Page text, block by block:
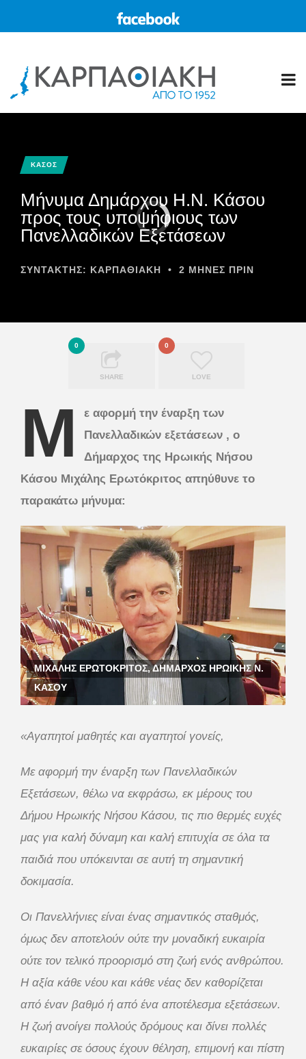
ΚΑΣΟΣ
Μήνυμα Δημάρχου Η.Ν. Κάσου
προς τους υποψήφιους των
Πανελλαδικών Εξετάσεων
ΣΥΝΤΆΚΤΗΣ: ΚΑΡΠΑΘΙΑΚΗ • 2 ΜΉΝΕΣ ΠΡΙΝ
0
SHARE
0
LOVE
Μ
ε αφορμή την έναρξη των
Πανελλαδικών εξετάσεων , ο
Δήμαρχος της Ηρωικής Νήσου
Κάσου Μιχάλης Ερωτόκριτος απηύθυνε το
παρακάτω μήνυμα:
ΜΙΧΑΛΗΣ ΕΡΩΤΟΚΡΙΤΟΣ, ΔΗΜΑΡΧΟΣ ΗΡΩΙΚΗΣ Ν.
ΚΑΣΟΥ
«Αγαπητοί μαθητές και αγαπητοί γονείς,
Με αφορμή την έναρξη των Πανελλαδικών
Εξετάσεων, θέλω να εκφράσω, εκ μέρους του
Δήμου Ηρωικής Νήσου Κάσου, τις πιο θερμές ευχές
μας για καλή δύναμη και καλή επιτυχία σε όλα τα
παιδιά που υπόκεινται σε αυτή τη σημαντική
δοκιμασία.
Οι Πανελλήνιες είναι ένας σημαντικός σταθμός,
όμως δεν αποτελούν ούτε την μοναδική ευκαιρία
ούτε τον τελικό προορισμό στη ζωή ενός ανθρώπου.
Η αξία κάθε νέου και κάθε νέας δεν καθορίζεται
από έναν βαθμό ή από ένα αποτέλεσμα εξετάσεων.
Η ζωή ανοίγει πολλούς δρόμους και δίνει πολλές
ευκαιρίες σε όσους έχουν θέληση, επιμονή και πίστη